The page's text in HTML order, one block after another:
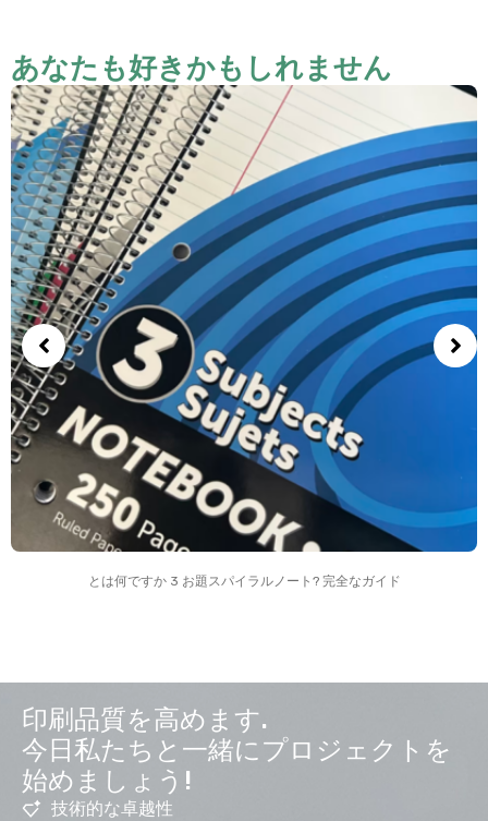
あなたも好きかもしれません
とは何ですか 3 お題スパイラルノート? 完全なガイド
印刷品質を高めます.
今日私たちと一緒にプロジェクトを
始めましょう!
技術的な卓越性